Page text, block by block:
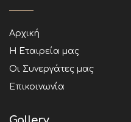
Αρχική
Η Εταιρεία μας
Οι Συνεργάτες μας
Επικοινωνία